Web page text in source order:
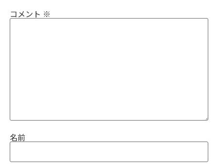
コメント ※
名前